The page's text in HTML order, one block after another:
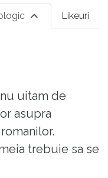
Likeuri
uitam de
asupra
trebuie sa se